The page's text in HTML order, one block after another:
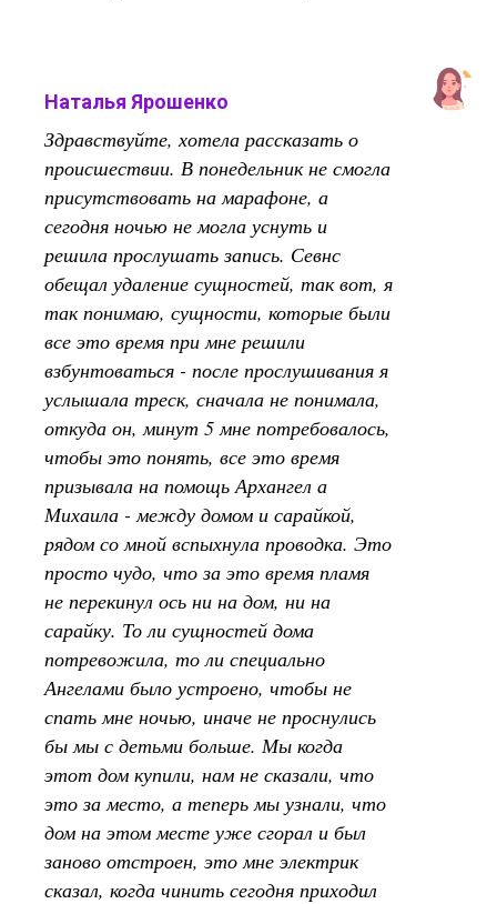
Наталья Ярошенко
Здравствуйте, хотела рассказать о
происшествии. В понедельник не смогла
присутствовать на марафоне, а
сегодня ночью не могла уснуть и
решила прослушать запись. Севнс
обещал удаление сущностей, так вот, я
так понимаю, сущности, которые были
все это время при мне решили
взбунтоваться - после прослушивания я
услышала треск, сначала не понимала,
откуда он, минут 5 мне потребовалось,
чтобы это понять, все это время
призывала на помощь Архангел а
Михаила - между домом и сарайкой,
рядом со мной вспыхнула проводка. Это
просто чудо, что за это время пламя
не перекинул ось ни на дом, ни на
сарайку. То ли сущностей дома
потревожила, то ли специально
Ангелами было устроено, чтобы не
спать мне ночью, иначе не проснулись
бы мы с детьми больше. Мы когда
этот дом купили, нам не сказали, что
это за место, а теперь мы узнали, что
дом на этом месте уже сгорал и был
заново отстроен, это мне электрик
сказал, когда чинить сегодня приходил